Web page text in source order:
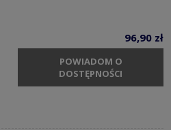
96,90 zł
POWIADOM O
DOSTĘPNOŚCI